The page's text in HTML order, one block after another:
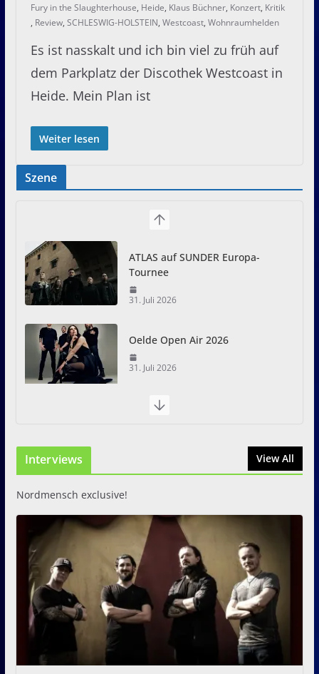
Fury in the Slaughterhouse, Heide, Klaus Büchner, Konzert, Kritik
, Review, SCHLESWIG-HOLSTEIN, Westcoast, Wohnraumhelden
Es ist nasskalt und ich bin viel zu früh auf
dem Parkplatz der Discothek Westcoast in
Heide. Mein Plan ist
Weiter lesen
Szene
ATLAS auf SUNDER Europa-
Tournee
31. Juli 2026
Oelde Open Air 2026
31. Juli 2026
I Prevail – Violent Nature
Interviews View All
Nordmensch exclusive!